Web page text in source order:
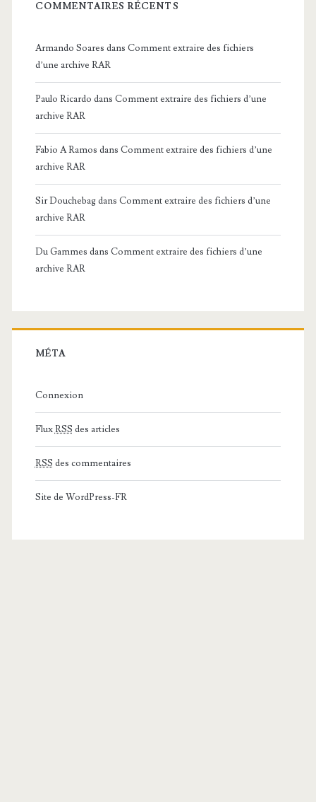
COMMENTAIRES RÉCENTS
Armando Soares dans Comment extraire des fichiers
d’une archive RAR
Paulo Ricardo dans Comment extraire des fichiers d’une
archive RAR
Fabio A Ramos dans Comment extraire des fichiers d’une
archive RAR
Sir Douchebagdans Comment extraire des fichiers d’une
archive RAR
Du Gammes dans Comment extraire des fichiers d’une
archive RAR
MÉTA
Connexion
FluxRSS des articles
RSS des commentaires
Site de WordPress-FR